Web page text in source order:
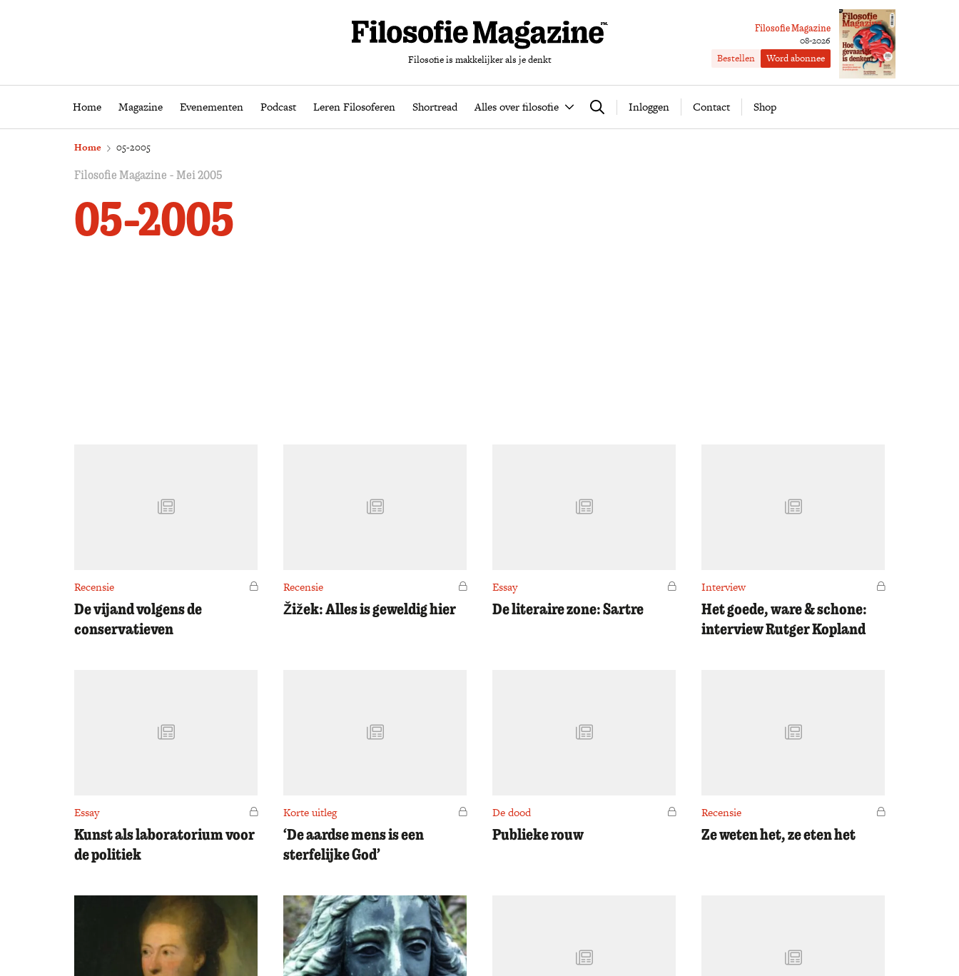
Filosofie is makkelijker als je denkt
Filosofie Magazine
08-2026
Bestellen Word abonnee
Home Magazine Evenementen Podcast Leren Filosoferen Shortread Alles over filosofie Zoeken Inloggen Contact Shop
Home Magazine Evenementen Podcast Leren Filosoferen Shortread Alles over filosofie Word abonnee
Home 05-2005
Filosofie Magazine - Mei 2005
05-2005
Recensie Voor leden
De vijand volgens de
conservatieven
Recensie Voor leden
Žižek: Alles is geweldig hier
Essay Voor leden
De literaire zone: Sartre
Interview Voor leden
Het goede, ware & schone:
interview Rutger Kopland
Essay Voor leden
Kunst als laboratorium voor
de politiek
Korte uitleg Voor leden
‘De aardse mens is een
sterfelijke God’
De dood Voor leden
Publieke rouw
Recensie Voor leden
Ze weten het, ze eten het